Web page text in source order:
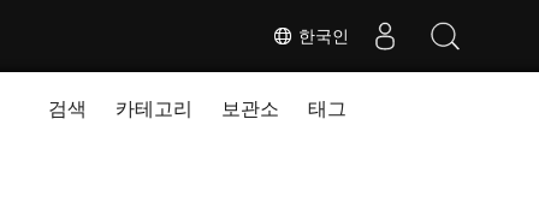
한국인
검색 카테고리 보관소 태그